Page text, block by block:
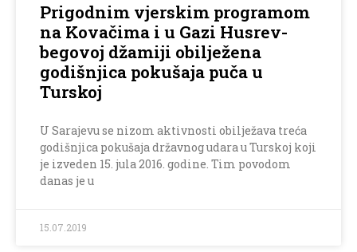
Prigodnim vjerskim programom
na Kovačima i u Gazi Husrev-
begovoj džamiji obilježena
godišnjica pokušaja puča u
Turskoj
U Sarajevu se nizom aktivnosti obilježava treća
godišnjica pokušaja državnog udara u Turskoj koji
je izveden 15. jula 2016. godine. Tim povodom
danas je u
15.07.2019